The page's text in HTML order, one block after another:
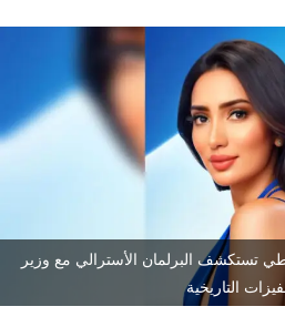
البرلمان الأسترالي مع وزير
التاريخية